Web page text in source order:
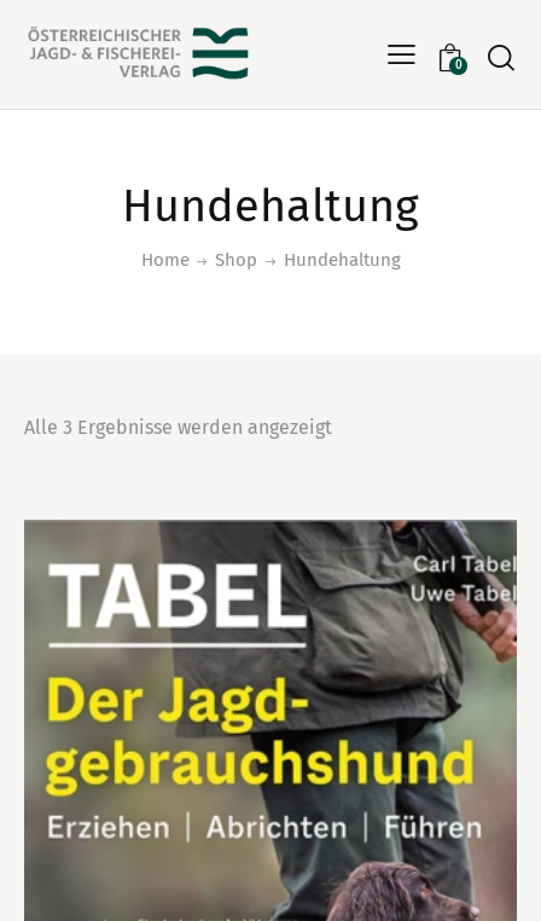
0
Hundehaltung
Home Shop Hundehaltung
Alle 3 Ergebnisse werden angezeigt